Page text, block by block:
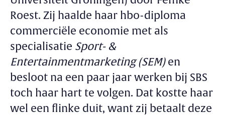
Roest. Zij haalde haar hbo-diploma
commerciële economie met als
specialisatie Sport- &
Entertainmentmarketing (SEM)en
besloot na een paar jaar werken bij SBS
toch haar hart te volgen. Dat kostte haar
wel een flinke duit, want zij betaalt deze